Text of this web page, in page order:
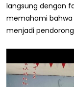
0
2
4
langsung dengan
memahami bahwa
menjadi